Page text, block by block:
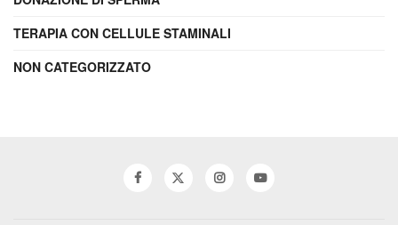
TERAPIA CON CELLULE STAMINALI
NON CATEGORIZZATO